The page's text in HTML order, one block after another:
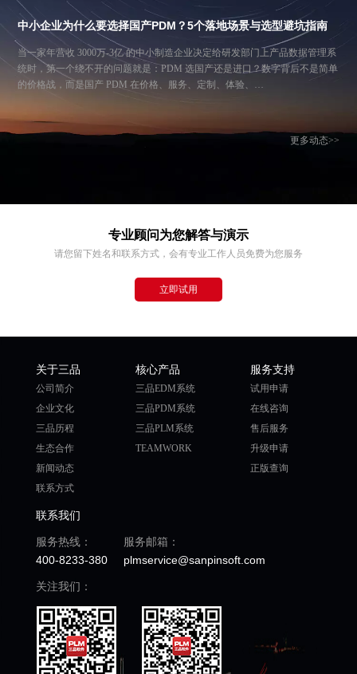
中小企业为什么要选择国产PDM？5个落地场景与选型避坑指南
当一家年营收 3000万-3亿 的中小制造企业决定给研发部门上产品数据管理系
统时，第一个绕不开的问题就是：PDM 选国产还是进口？数字背后不是简单
的价格战，而是国产 PDM 在价格、服务、定制、体验、…
更多动态>>
专业顾问为您解答与演示
请您留下姓名和联系方式，会有专业工作人员免费为您服务
立即试用
关于三品
公司简介
企业文化
三品历程
生态合作
新闻动态
联系方式
核心产品
三品EDM系统
三品PDM系统
三品PLM系统
TEAMWORK
服务支持
试用申请
在线咨询
售后服务
升级申请
正版查询
联系我们
服务热线：
400-8233-380
服务邮箱：
plmservice@sanpinsoft.com
关注我们：